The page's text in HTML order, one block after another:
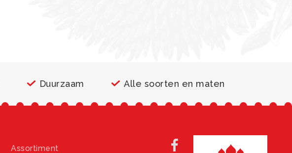
Duurzaam Alle soorten en maten
Assortiment